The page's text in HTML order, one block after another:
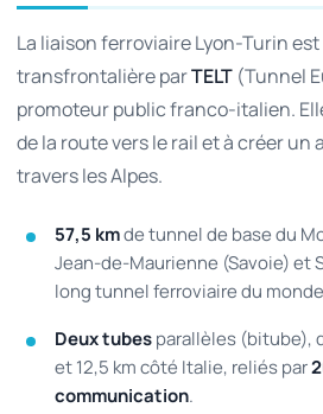
La liaison ferroviaire Lyon-Turin
transfrontalière parTELT (Tunnel
promoteur public franco-italien.
de la route vers le rail et à créer un
travers les Alpes.
57,5 kmde tunnel de base du
Jean-de-Maurienne (Savoie) et
long tunnel ferroviaire du
Deux tubesparallèles (bitube),
et 12,5 km côté Italie, reliés par
communication.